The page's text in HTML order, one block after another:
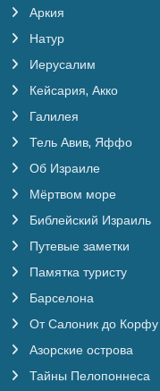
Аркия
Натур
Иерусалим
Кейсария, Акко
Галилея
Тель Авив, Яффо
Об Израиле
Мёртвом море
Библейский Израиль
Путевые заметки
Памятка туристу
Барселона
От Салоник до Корфу
Азорские острова
Тайны Пелопоннеса